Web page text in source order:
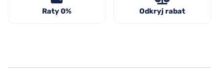
Raty 0% Odkryj rabat